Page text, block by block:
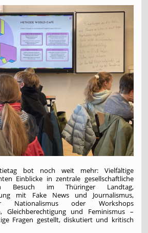
bot noch weit mehr: Vielfältige
Einblicke in zentrale gesellschaftliche
Besuch im Thüringer Landtag,
mit Fake News und Journalismus,
Nationalismus oder Workshops
Gleichberechtigung und Feminismus –
Fragen gestellt, diskutiert und kritisch